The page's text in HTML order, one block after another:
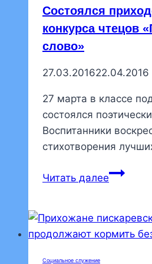
Состоялся
конкурса чтецов
слово»
27.03.201622.04.2016
27 марта в классе
состоялся
Воспитанники
стихотворения
Читать далее
чтецов
Социальное служение